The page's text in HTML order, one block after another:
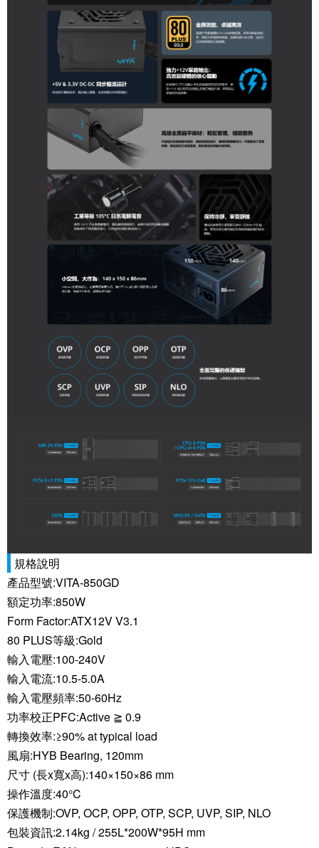
規格說明
產品型號:VITA-850GD
額定功率:850W
Form Factor:ATX12V V3.1
80 PLUS等級:Gold
輸入電壓:100-240V
輸入電流:10.5-5.0A
輸入電壓頻率:50-60Hz
功率校正PFC:Active ≧ 0.9
轉換效率:≥90% at typical load
風扇:HYB Bearing, 120mm
尺寸 (長x寬x高):140×150×86 mm
操作溫度:40°C
保護機制:OVP, OCP, OPP, OTP, SCP, UVP, SIP, NLO
包裝資訊:2.14kg / 255L*200W*95H mm